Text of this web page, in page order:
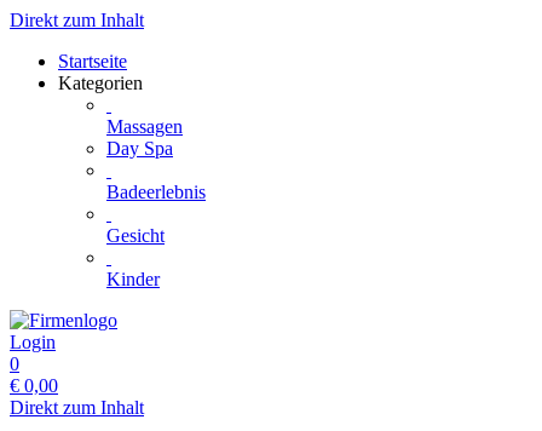
Direkt zum Inhalt
Startseite
Kategorien
Massagen
Day Spa
Badeerlebnis
Gesicht
Kinder
Login
0
€ 0,00
Direkt zum Inhalt